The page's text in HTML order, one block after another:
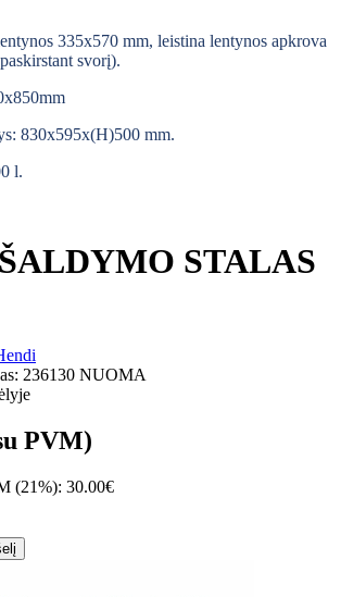
335x570 mm, leistina lentynos apkrova
svorį).
830x595x(H)500 mm.
l.
STALAS
236130 NUOMA
PVM)
(21%): 30.00€